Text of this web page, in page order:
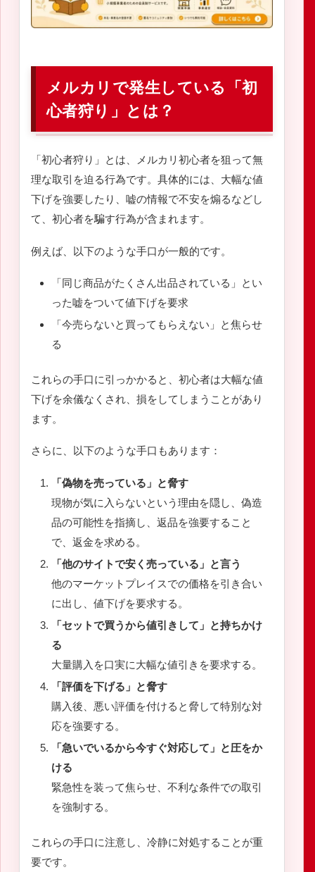
メルカリで発生している「初
心者狩り」とは？
「初心者狩り」とは、メルカリ初心者を狙って無
理な取引を迫る行為です。具体的には、大幅な値
下げを強要したり、嘘の情報で不安を煽るなどし
て、初心者を騙す行為が含まれます。
例えば、以下のような手口が一般的です。
「同じ商品がたくさん出品されている」とい
った嘘をついて値下げを要求
「今売らないと買ってもらえない」と焦らせ
る
これらの手口に引っかかると、初心者は大幅な値
下げを余儀なくされ、損をしてしまうことがあり
ます。
さらに、以下のような手口もあります：
「偽物を売っている」と脅す
現物が気に入らないという理由を隠し、偽造
品の可能性を指摘し、返品を強要すること
で、返金を求める。
「他のサイトで安く売っている」と言う
他のマーケットプレイスでの価格を引き合い
に出し、値下げを要求する。
「セットで買うから値引きして」と持ちかけ
る
大量購入を口実に大幅な値引きを要求する。
「評価を下げる」と脅す
購入後、悪い評価を付けると脅して特別な対
応を強要する。
「急いでいるから今すぐ対応して」と圧をか
ける
緊急性を装って焦らせ、不利な条件での取引
を強制する。
これらの手口に注意し、冷静に対処することが重
要です。